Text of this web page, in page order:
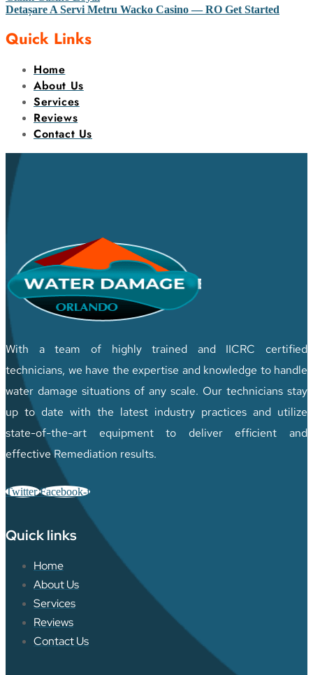
Detașare A Servi Metru Wacko Casino — RO Get Started
Quick Links
Home
About Us
Services
Reviews
Contact Us
With a team of highly trained and IICRC certified
technicians, we have the expertise and knowledge to handle
water damage situations of any scale. Our technicians stay
up to date with the latest industry practices and utilize
state-of-the-art equipment to deliver efficient and
effective Remediation results.
Twitter Facebook-f
Quick links
Home
About Us
Services
Reviews
Contact Us